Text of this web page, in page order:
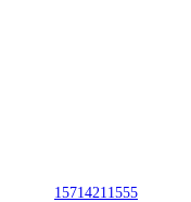
15714211555